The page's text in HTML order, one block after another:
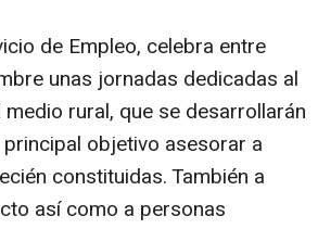
de Empleo, celebra entre
unas jornadas dedicadas al
rural, que se desarrollarán
objetivo asesorar a
constituidas. También a
así como a personas